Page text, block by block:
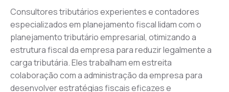
Consultores tributários experientes e contadores
especializados em planejamento fiscal lidam com o
planejamento tributário empresarial, otimizando a
estrutura fiscal da empresa para reduzir legalmente a
carga tributária. Eles trabalham em estreita
colaboração com a administração da empresa para
desenvolver estratégias fiscais eficazes e